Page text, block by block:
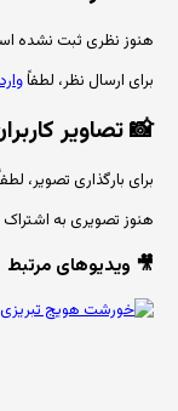
هنوز نظری ثبت نشده
برای ارسال نظر، لطفاً
📸تصاویر
برای بارگذاری تصویر،
هنوز تصویری به
🎥 ویدیوهای مرتبط